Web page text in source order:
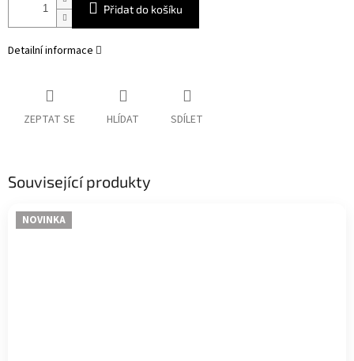
Přidat do košíku
Detailní informace
ZEPTAT SE HLÍDAT SDÍLET
Související produkty
NOVINKA